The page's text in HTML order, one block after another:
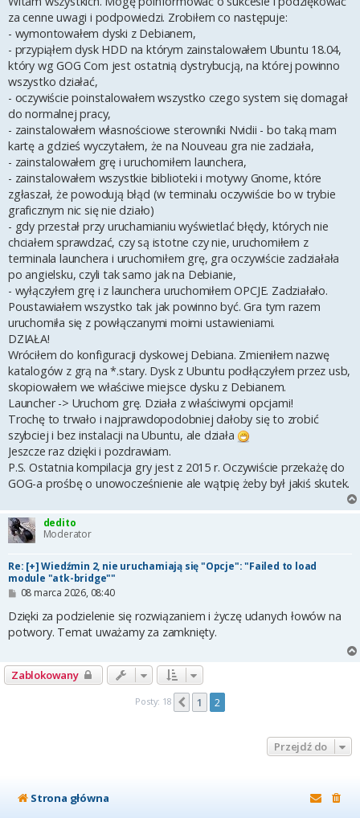
t
za cenne uwagi i podpowiedzi. Zrobiłem co następuje:
- wymontowałem dyski z Debianem,
- przypiąłem dysk HDD na którym zainstalowałem Ubuntu 18.04,
który wg GOG Com jest ostatnią dystrybucją, na której powinno
wszystko działać,
- oczywiście poinstalowałem wszystko czego system się domagał
do normalnej pracy,
- zainstalowałem własnościowe sterowniki Nvidii - bo taką mam
kartę a gdzieś wyczytałem, że na Nouveau gra nie zadziała,
- zainstalowałem grę i uruchomiłem launchera,
- zainstalowałem wszystkie biblioteki i motywy Gnome, które
zgłaszał, że powodują błąd (w terminalu oczywiście bo w trybie
graficznym nic się nie działo)
- gdy przestał przy uruchamianiu wyświetlać błędy, których nie
chciałem sprawdzać, czy są istotne czy nie, uruchomiłem z
terminala launchera i uruchomiłem grę, gra oczywiście zadziałała
po angielsku, czyli tak samo jak na Debianie,
- wyłączyłem grę i z launchera uruchomiłem OPCJE. Zadziałało.
Poustawiałem wszystko tak jak powinno być. Gra tym razem
uruchomiła się z powłączanymi moimi ustawieniami.
DZIAŁA!
Wróciłem do konfiguracji dyskowej Debiana. Zmieniłem nazwę
katalogów z grą na *.stary. Dysk z Ubuntu podłączyłem przez usb,
skopiowałem we właściwe miejsce dysku z Debianem.
Launcher -> Uruchom grę. Działa z właściwymi opcjami!
Trochę to trwało i najprawdopodobniej dałoby się to zrobić
szybciej i bez instalacji na Ubuntu, ale działa
Jeszcze raz dzięki i pozdrawiam.
P.S. Ostatnia kompilacja gry jest z 2015 r. Oczywiście przekażę do
GOG-a prośbę o unowocześnienie ale wątpię żeby był jakiś skutek.
dedito
Moderator
Re: [+] Wiedźmin 2, nie uruchamiają się "Opcje": "Failed to load
module "atk-bridge""
P
s
08 marca 2026, 08:40
Dzięki za podzielenie się rozwiązaniem i życzę udanych łowów na
potwory. Temat uważamy za zamknięty.
Zablokowany
Posty: 18 Poprzednia
1 2
Przejdź do
Strona główna